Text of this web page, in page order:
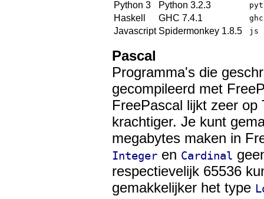
Python 3 Python 3.2.3
Haskell GHC 7.4.1
Javascript Spidermonkey 1.8.5 js
Pascal
Programma's die
gecompileerd met
FreePascal lijkt zeer
krachtiger. Je kunt
megabytes maken in
Integer en Cardinal
respectievelijk 65536
gemakkelijker het type